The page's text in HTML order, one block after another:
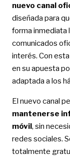
nuevo canal
diseñada para
forma inmediata
comunicados
interés. Con
en su apuesta
adaptada a los
El nuevo canal
mantenerse
móvil, sin
redes sociales.
totalmente